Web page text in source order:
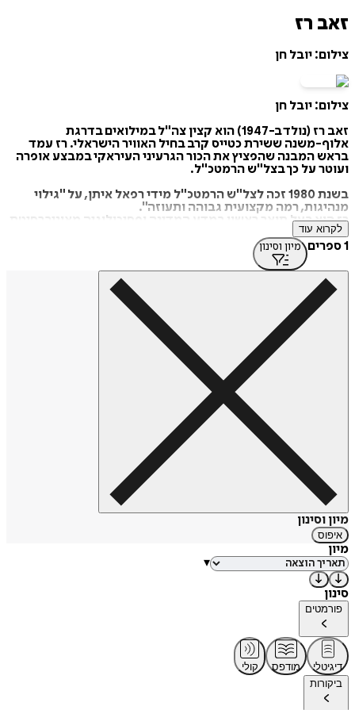
זאב רז
צילום: יובל חן
צילום: יובל חן
זאב רז (נולד ב-1947) הוא קצין צה"ל במילואים בדרגת
אלוף-משנה ששירת כטייס קרב בחיל האוויר הישראלי. רז עמד
בראש המבנה שהפציץ את הכור הגרעיני העיראקי במבצע אופרה
ועוטר על כך בצל"ש הרמטכ"ל.
בשנת 1980 זכה לצל"ש הרמטכ"ל מידי רפאל איתן, על "גילוי
מנהיגות, רמה מקצועית גבוהה ותעוזה".
רז הוא בעל תואר ראשון במדע המדינה ופסיכולוגיה מאוניברסיטת
בר-אילן ותואר שני במנהל עסקים (MBA) מאוניברסיטת תל אביב.
"גֵּיסות הרוח" במטרה לתת במה לשיח חברתי ומוסרי.
ב-2020 פרסם רז את ספר הסיפורים
בחזרה מהירח,
הקיבוץ המאוחד.
מקור: ויקיפדיה
https://tinyurl.com/3xj5tjyz
לקרוא עוד
1 ספרים מיון וסינון
מיון וסינון
איפוס
מיון
▾
סינון
פורמטים
דיגיטלי מודפס
קולי
ביקורות